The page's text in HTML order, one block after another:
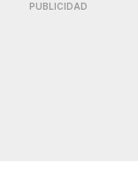
PUBLICIDAD